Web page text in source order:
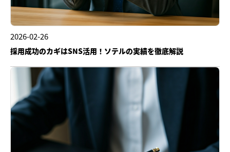
2026-02-26
採用成功のカギはSNS活用！ソテルの実績を徹底解説